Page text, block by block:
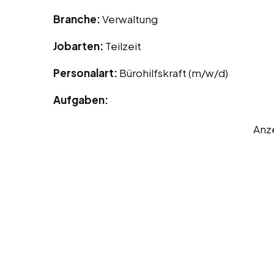
Branche:Verwaltung
Jobarten: Teilzeit
Personalart: Bürohilfskraft (m/w/d)
Aufgaben: